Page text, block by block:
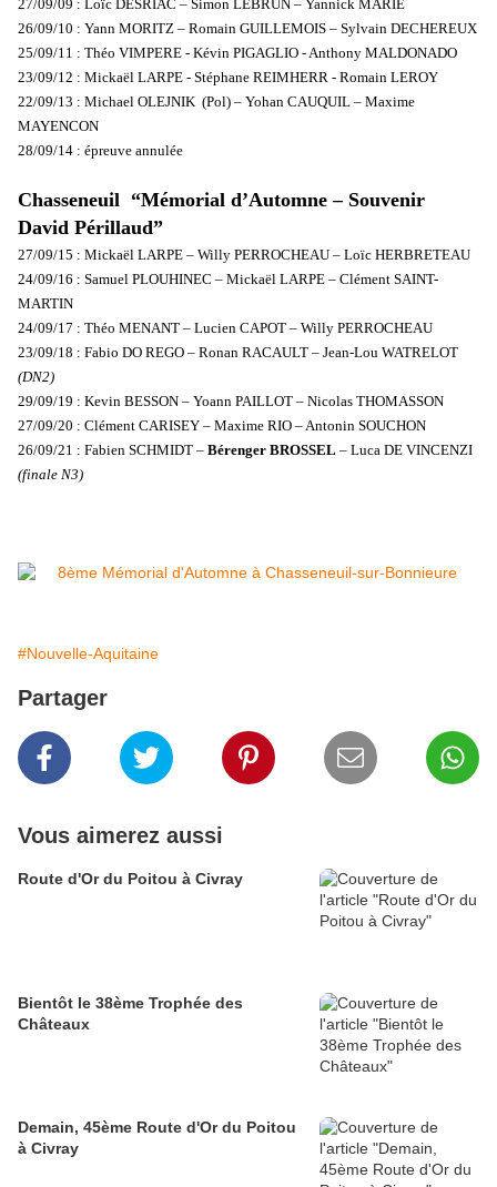
27/09/09 : Loïc DESRIAC – Simon LEBRUN – Yannick MARIE
26/09/10 : Yann MORITZ – Romain GUILLEMOIS – Sylvain DECHEREUX
25/09/11 : Théo VIMPERE - Kévin PIGAGLIO - Anthony MALDONADO
23/09/12 : Mickaël LARPE - Stéphane REIMHERR - Romain LEROY
22/09/13 : Michael OLEJNIK (Pol) – Yohan CAUQUIL – Maxime
MAYENCON
28/09/14 : épreuve annulée
Chasseneuil “Mémorial d’Automne – Souvenir
David Périllaud”
27/09/15 : Mickaël LARPE – Willy PERROCHEAU – Loïc HERBRETEAU
24/09/16 : Samuel PLOUHINEC – Mickaël LARPE – Clément SAINT-
MARTIN
24/09/17 : Théo MENANT – Lucien CAPOT – Willy PERROCHEAU
23/09/18 : Fabio DO REGO – Ronan RACAULT – Jean-Lou WATRELOT
(DN2)
29/09/19 : Kevin BESSON – Yoann PAILLOT – Nicolas THOMASSON
27/09/20 : Clément CARISEY – Maxime RIO – Antonin SOUCHON
26/09/21 : Fabien SCHMIDT – Bérenger BROSSEL – Luca DE VINCENZI
(finale N3)
#Nouvelle-Aquitaine
Partager
Vous aimerez aussi
Route d'Or du Poitou à Civray
Bientôt le 38ème Trophée des
Châteaux
Demain, 45ème Route d'Or du Poitou
à Civray